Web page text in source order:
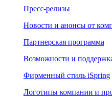
Пресс-релизы
Новости и анонсы от
Партнерская программа
Возможности и
Фирменный стиль iSpring
Логотипы компании и